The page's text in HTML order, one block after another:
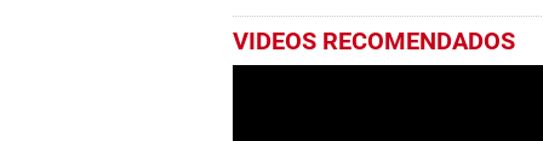
VIDEOS RECOMENDADOS